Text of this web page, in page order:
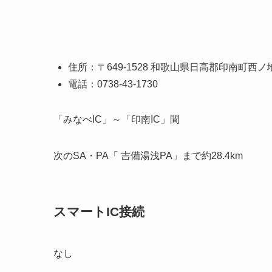
住所：〒649-1528 和歌山県日高郡印南町西ノ
電話：0738-43-1730
「みなべIC」～「印南IC」間
次のSA・PA「 吉備湯浅PA」まで約28.4km
スマートIC接続
なし